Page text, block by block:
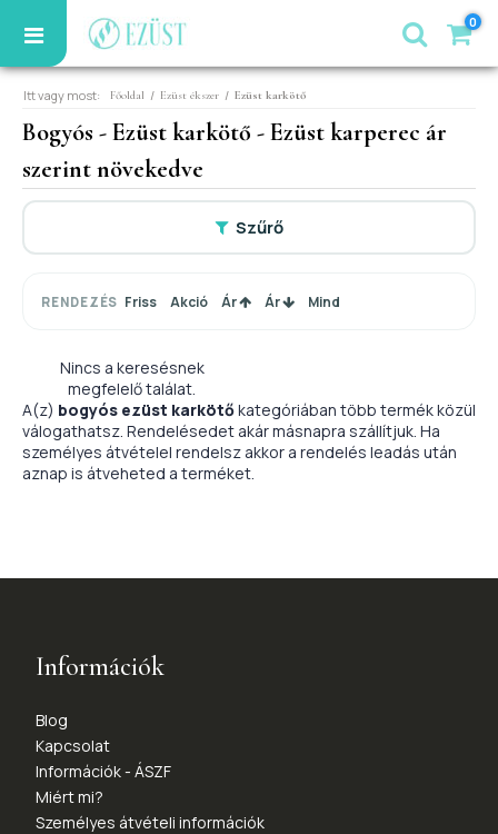
0
Itt vagy most: Főoldal / Ezüst ékszer / Ezüst karkötő
Bogyós - Ezüst karkötő - Ezüst karperec ár
szerint növekedve
Szűrő
RENDEZÉS Friss Akció Ár Ár Mind
Nincs a keresésnek
megfelelő találat.
A(z) bogyós ezüst karkötőkategóriában több termék közül
válogathatsz. Rendelésedet akár másnapra szállítjuk. Ha
személyes átvételel rendelsz akkor a rendelés leadás után
aznap is átveheted a terméket.
Információk
Blog
Kapcsolat
Információk - ÁSZF
Miért mi?
Személyes átvételi információk